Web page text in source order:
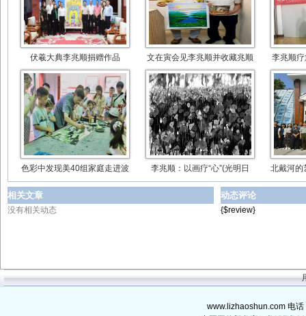
伏羲大典李兆顺捐赠作品 文在寅会见李兆顺并收藏兆顺 李兆顺
色彩中发现美40组家庭走进波 李兆顺：以画疗“心”(光明日 北戴河的
相关文章
没有相关动态
动态评论
{$review}
www.lizhaoshun.com 电